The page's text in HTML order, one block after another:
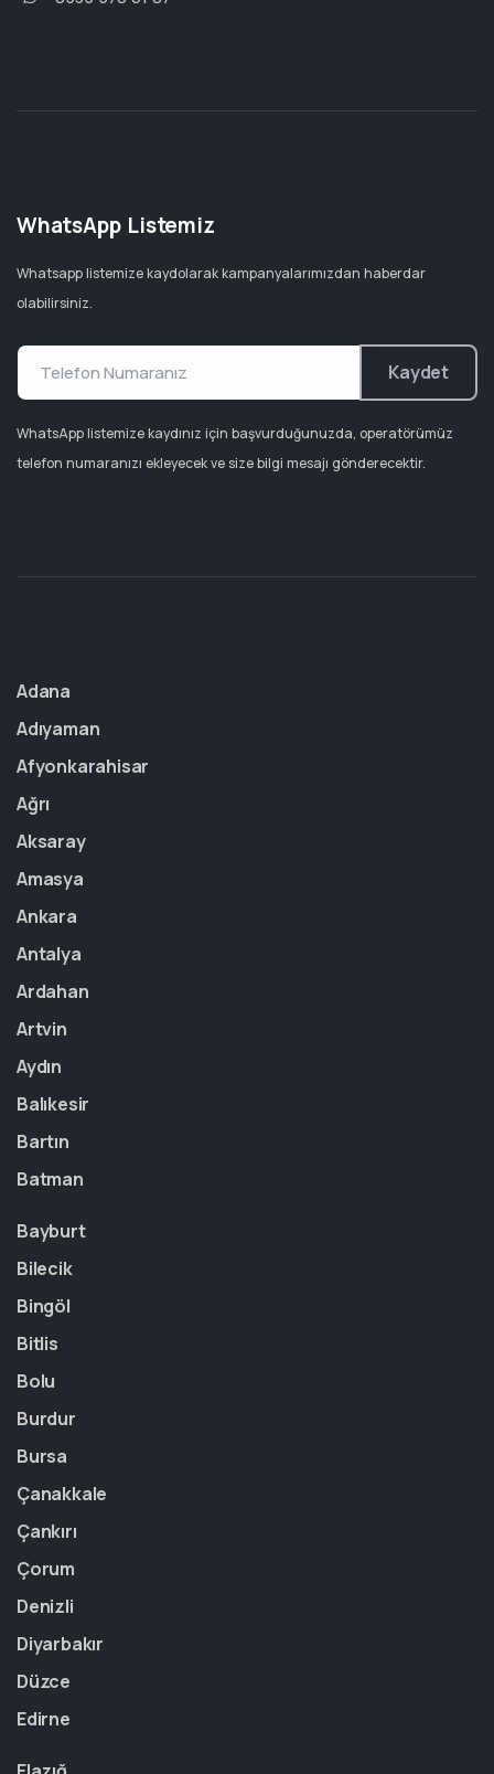
WhatsApp Listemiz
Whatsapp listemize kaydolarak kampanyalarımızdan haberdar
olabilirsiniz.
Kaydet
WhatsApp listemize kaydınız için başvurduğunuzda, operatörümüz
telefon numaranızı ekleyecek ve size bilgi mesajı gönderecektir.
Adana
Adıyaman
Afyonkarahisar
Ağrı
Aksaray
Amasya
Ankara
Antalya
Ardahan
Artvin
Aydın
Balıkesir
Bartın
Batman
Bayburt
Bilecik
Bingöl
Bitlis
Bolu
Burdur
Bursa
Çanakkale
Çankırı
Çorum
Denizli
Diyarbakır
Düzce
Edirne